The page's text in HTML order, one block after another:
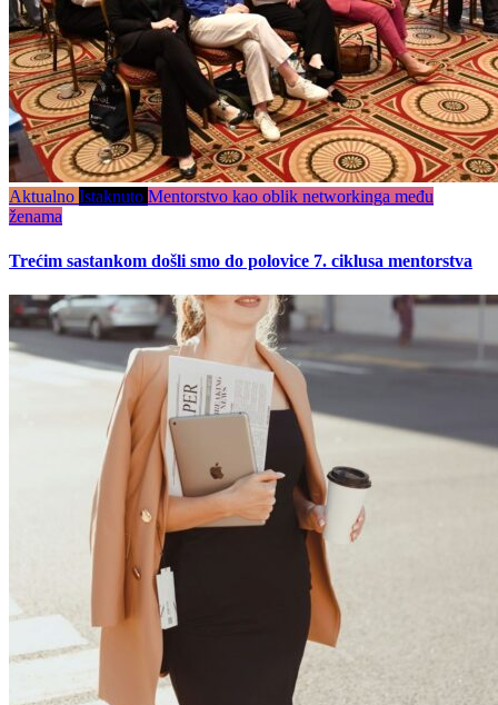
Aktualno Istaknuto Mentorstvo kao oblik networkinga među
ženama
Trećim sastankom došli smo do polovice 7. ciklusa mentorstva